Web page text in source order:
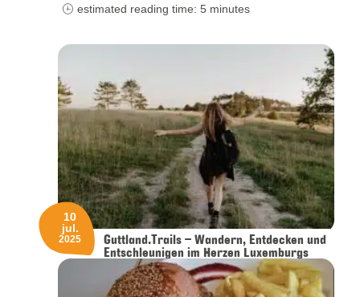
estimated reading time: 5 minutes
Guttland.Trails – Wandern, Entdecken und
Entschleunigen im Herzen Luxemburgs
10
jul.
2025